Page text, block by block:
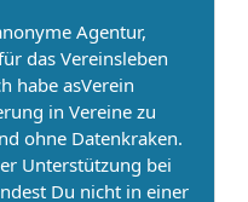
Agentur,
das Vereinsleben
habe asVerein
in Vereine zu
ohne Datenkraken.
Unterstützung bei
Du nicht in einer